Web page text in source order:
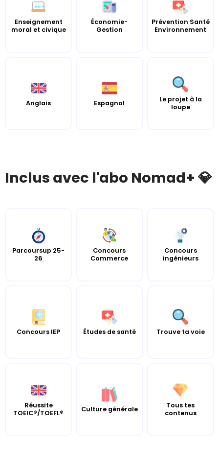
Enseignement
moral et civique
Économie-
Gestion
Prévention Santé
Environnement
Anglais Espagnol
Le projet à la
loupe
Inclus avec l'abo Nomad+ 💎
Parcoursup 25-
26
Concours
Commerce
Concours
ingénieurs
Concours IEP Études de santé Trouve ta voie
Réussite
TOEIC®/TOEFL®
Culture générale
Tous tes
contenus